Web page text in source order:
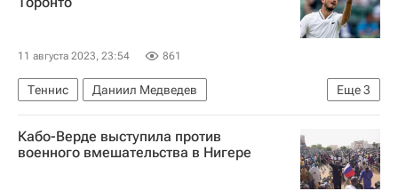
11 августа 2023, 23:54 861
Еще3
Теннис
Даниил Медведев
Алекс де Минаур
Алехандро Давидович-Фокина
Кабо-Верде выступила против
военного вмешательства в Нигере